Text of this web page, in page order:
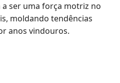
ser uma força motriz no
moldando tendências
anos vindouros.